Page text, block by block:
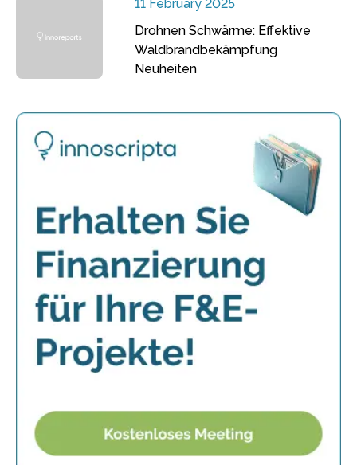
11 February 2025
Drohnen Schwärme: Effektive
Waldbrandbekämpfung
Neuheiten